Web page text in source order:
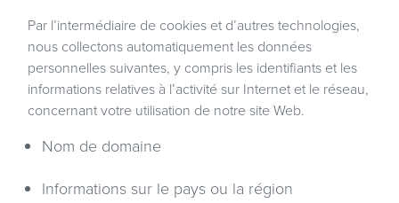
Par l’intermédiaire de cookies et d’autres technologies,
nous collectons automatiquement les données
personnelles suivantes, y compris les identifiants et les
informations relatives à l’activité sur Internet et le réseau,
concernant votre utilisation de notre site Web.
Nom de domaine
Informations sur le pays ou la région